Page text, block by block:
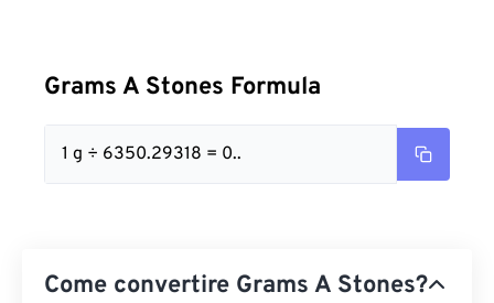
Grams A Stones Formula
1 g ÷ 6350.29318 = 0..
Come convertire Grams A Stones?